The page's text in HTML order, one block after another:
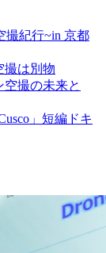
撮紀行~in 京都
撮は別物
空撮の未来と
短編ドキ